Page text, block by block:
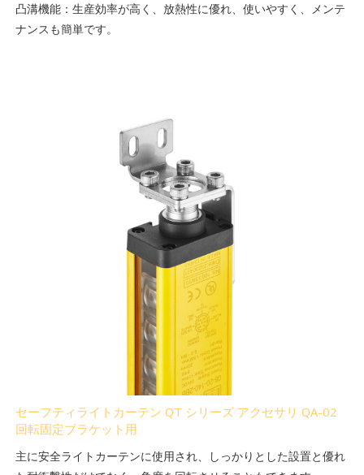
凸溝機能：生産効率が高く、放熱性に優れ、使いやすく、メンテ
ナンスも簡単です。
セーフティライトカーテン QT シリーズ アクセサリ QA-02
回転固定ブラケット用
主に安全ライトカーテンに使用され、しっかりとした設置と優れ